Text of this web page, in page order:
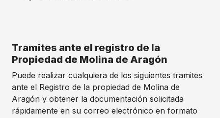
Tramites ante el registro de la
Propiedad de Molina de Aragón
Puede realizar cualquiera de los siguientes tramites
ante el Registro de la propiedad de Molina de
Aragón y obtener la documentación solicitada
rápidamente en su correo electrónico en formato